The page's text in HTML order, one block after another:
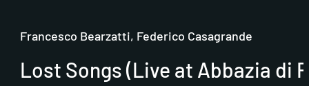
Francesco Bearzatti, Federico Casagrande
Lost Songs (Live at Abbazia di